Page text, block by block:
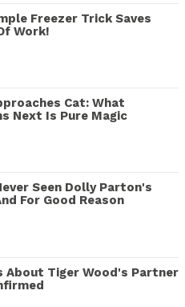
Freezer Trick Saves
Work!
Cat: What
Next Is Pure Magic
Seen Dolly Parton's
For Good Reason
About Tiger Wood's Partner